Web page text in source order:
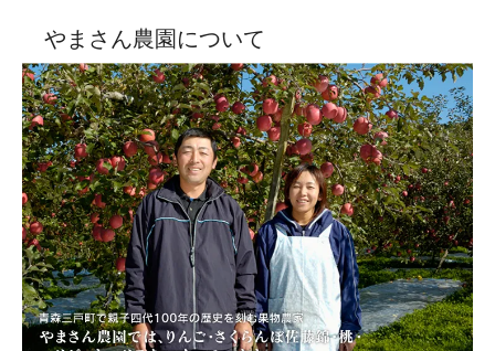
やまさん農園について